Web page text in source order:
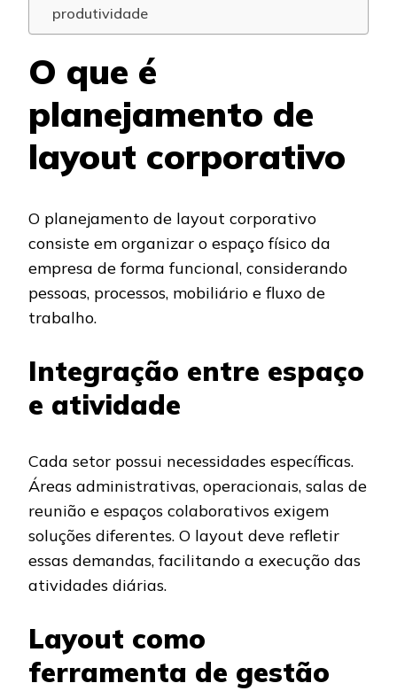
produtividade
O que é
planejamento de
layout corporativo
O planejamento de layout corporativo
consiste em organizar o espaço físico da
empresa de forma funcional, considerando
pessoas, processos, mobiliário e fluxo de
trabalho.
Integração entre espaço
e atividade
Cada setor possui necessidades específicas.
Áreas administrativas, operacionais, salas de
reunião e espaços colaborativos exigem
soluções diferentes. O layout deve refletir
essas demandas, facilitando a execução das
atividades diárias.
Layout como
ferramenta de gestão